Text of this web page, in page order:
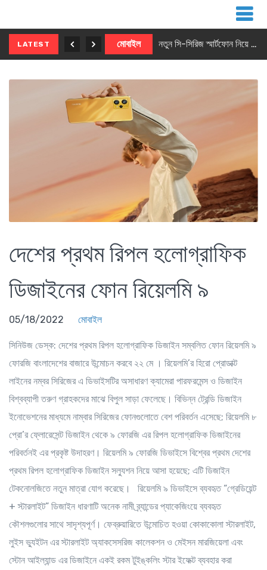
LATEST মোবাইল নতুন সি-সিরিজ স্মার্টফোন নিয়ে আসছে রিয়েলমি
দেশের প্রথম রিপল হলোগ্রাফিক
ডিজাইনের ফোন রিয়েলমি ৯
05/18/2022 মোবাইল
সিনিউজ ডেস্ক: দেশের প্রথম রিপল হলোগ্রাফিক ডিজাইন সম্বলিত ফোন রিয়েলমি ৯
ফোরজি বাংলাদেশের বাজারে উন্মোচন করবে ২২ মে । রিয়েলমি’র হিরো প্রোডাক্ট
লাইনের নম্বর সিরিজের এ ডিভাইসটির অসাধারণ ক্যামেরা পারফরমেন্স ও ডিজাইন
বিশ্বব্যাপী তরুণ গ্রাহকদের মাঝে বিপুল সাড়া ফেলেছে। বিভিন্ন ট্রেন্ডি ডিজাইন
ইনোভেশনের মাধ্যমে নাম্বার সিরিজের ফোনগুলোতে বেশ পরিবর্তন এসেছে; রিয়েলমি ৮
প্রো’র ফ্লোরেসেন্ট ডিজাইন থেকে ৯ ফোরজি এর রিপল হলোগ্রাফিক ডিজাইনের
পরিবর্তনই এর প্রকৃষ্ট উদাহরণ। রিয়েলমি ৯ ফোরজি ডিভাইসে বিশ্বের প্রথম দেশের
প্রথম রিপল হলোগ্রাফিক ডিজাইন সল্যুশন নিয়ে আসা হয়েছে; এটি ডিজাইন
টেকনোলজিতে নতুন মাত্রা যোগ করেছে। রিয়েলমি ৯ ডিভাইসে ব্যবহৃত “গ্রেডিয়েন্ট
+ স্টারলাইট” ডিজাইন ধারণাটি অনেক নামী ব্র্যান্ডের প্যাকেজিংয়ে ব্যবহৃত
কৌশলগুলোর সাথে সাদৃশ্যপূর্ণ। ফেব্রুয়ারিতে উন্মোচিত হওয়া কোকাকোলা স্টারলাইট,
লুইস ভ্যুইটন এর স্টারলাইট অ্যাকসেসরিজ কালেকশন ও মেইসন মারজিয়েলা এবং
স্টোন আইল্যান্ড এর ডিজাইনে একই রকম টুইঙ্কলিং স্টার ইফেক্ট ব্যবহার করা